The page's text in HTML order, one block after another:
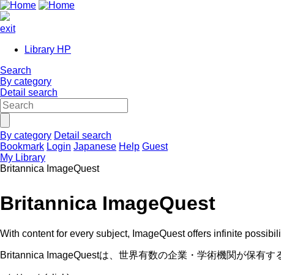
exit
Library HP
Search
By category
Detail search
By category Detail search
Bookmark Login Japanese Help Guest
My Library
Britannica ImageQuest
Britannica ImageQuest
With content for every subject, ImageQuest offers infinite
Britannica ImageQuestは、世界有数の企業・学術機関が保有